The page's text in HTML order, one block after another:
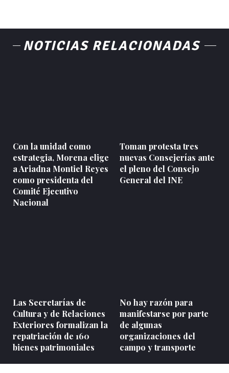
NOTICIAS RELACIONADAS
Con la unidad como
estrategia, Morena elige
a Ariadna Montiel Reyes
como presidenta del
Comité Ejecutivo
Nacional
Toman protesta tres
nuevas Consejerías ante
el pleno del Consejo
General del INE
Las Secretarías de
Cultura y de Relaciones
Exteriores formalizan la
repatriación de 160
bienes patrimoniales
No hay razón para
manifestarse por parte
de algunas
organizaciones del
campo y transporte